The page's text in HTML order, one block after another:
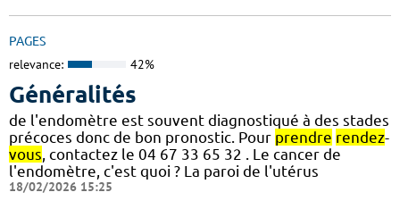
PAGES
relevance: 42%
Généralités
de l'endomètre est souvent diagnostiqué à des stades
précoces donc de bon pronostic. Pour prendre rendez-
vous, contactez le 04 67 33 65 32 . Le cancer de
l'endomètre, c'est quoi ? La paroi de l'utérus
18/02/2026 15:25